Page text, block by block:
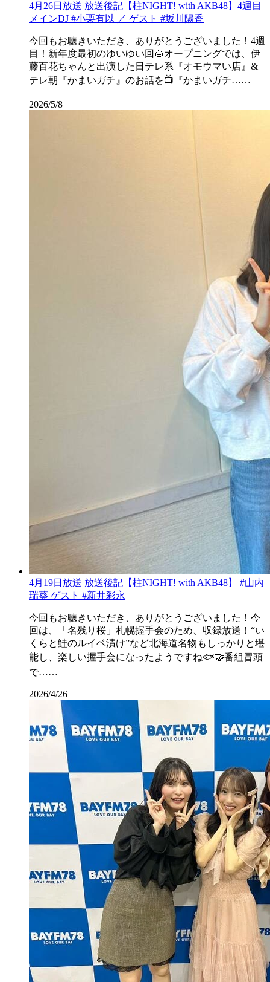
4月26日放送 放送後記【柱NIGHT! with AKB48】4週目
メインDJ #小栗有以 ／ ゲスト #坂川陽香
今回もお聴きいただき、ありがとうございました！4週
目！新年度最初のゆいゆい回🌰オープニングでは、伊
藤百花ちゃんと出演した日テレ系『オモウマい店』&
テレ朝『かまいガチ』のお話を📺『かまいガチ……
2026/5/8
4月19日放送 放送後記【柱NIGHT! with AKB48】 #山内
瑞葵 ゲスト #新井彩永
今回もお聴きいただき、ありがとうございました！今
回は、「名残り桜」札幌握手会のため、収録放送！“い
くらと鮭のルイベ漬け”など北海道名物もしっかりと堪
能し、楽しい握手会になったようですね🐟🤝番組冒頭
で……
2026/4/26